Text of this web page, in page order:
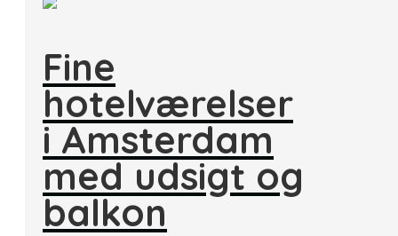
Fine
hotelværelser
i Amsterdam
med udsigt og
balkon